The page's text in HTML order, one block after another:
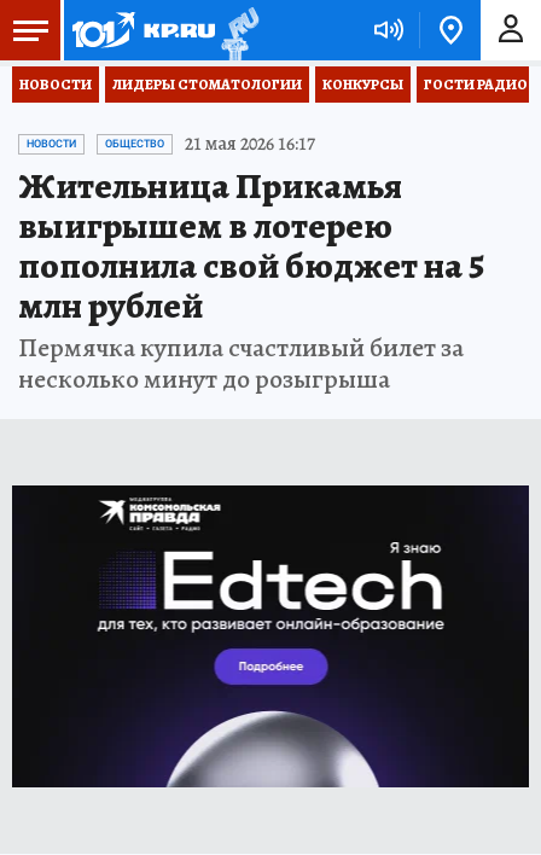
НОВОСТИ ЛИДЕРЫ СТОМАТОЛОГИИ КОНКУРСЫ ГОСТИ РАДИО
НОВОСТИ ОБЩЕСТВО 21 мая 2026 16:17
Жительница Прикамья
выигрышем в лотерею
пополнила свой бюджет на 5
млн рублей
Пермячка купила счастливый билет за
несколько минут до розыгрыша